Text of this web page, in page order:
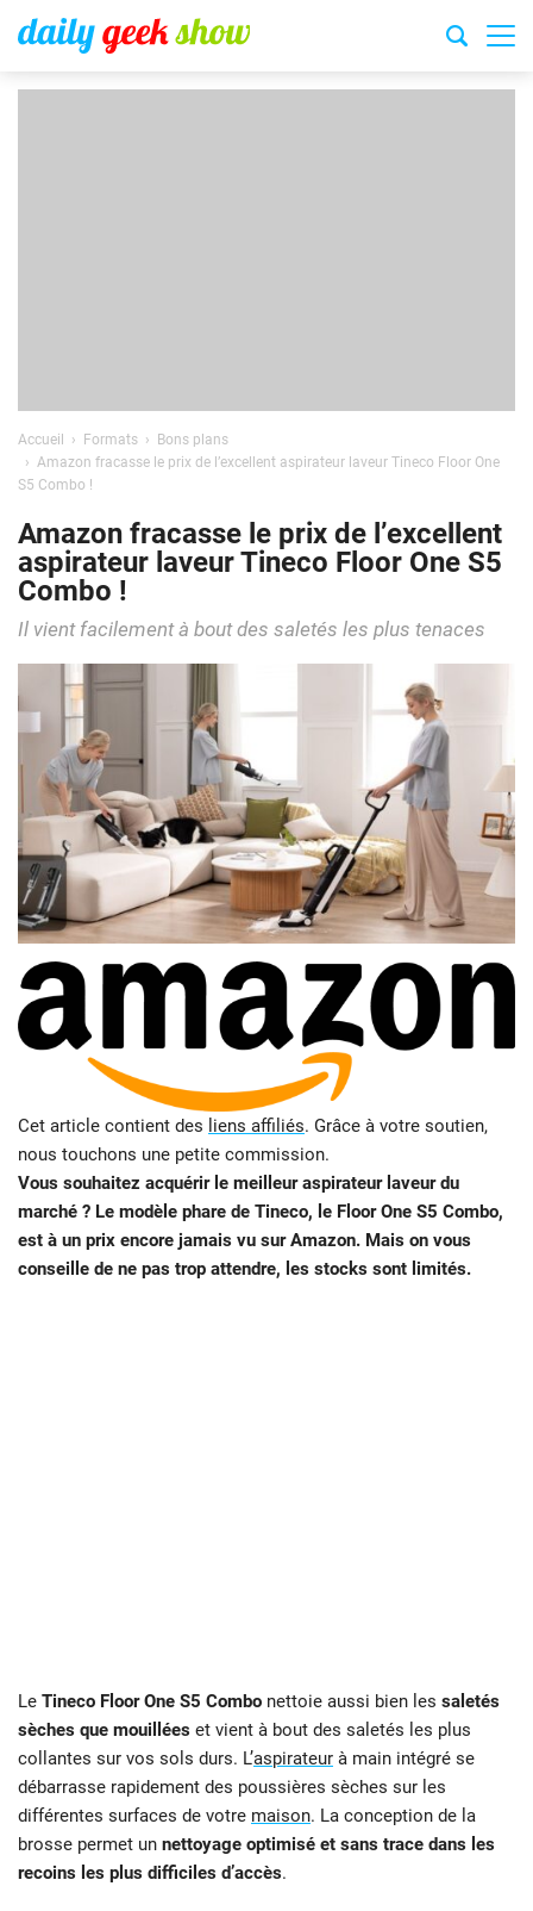
Accueil Formats
Bons plans
Amazon fracasse le prix de l’excellent aspirateur laveur Tineco Floor One
S5 Combo !
Amazon fracasse le prix de l’excellent
aspirateur laveur Tineco Floor One S5
Combo !
Il vient facilement à bout des saletés les plus tenaces
Cet article contient des liens affiliés. Grâce à votre soutien,
nous touchons une petite commission.
Vous souhaitez acquérir le meilleur aspirateur laveur du
marché ? Le modèle phare de Tineco, le Floor One S5 Combo,
est à un prix encore jamais vu sur Amazon. Mais on vous
conseille de ne pas trop attendre, les stocks sont limités.
Le Tineco Floor One S5 Combo nettoie aussi bien les saletés
sèches que mouillées et vient à bout des saletés les plus
collantes sur vos sols durs. L’aspirateur à main intégré se
débarrasse rapidement des poussières sèches sur les
différentes surfaces de votre maison. La conception de la
brosse permet un nettoyage optimisé et sans trace dans les
recoins les plus difficiles d’accès.